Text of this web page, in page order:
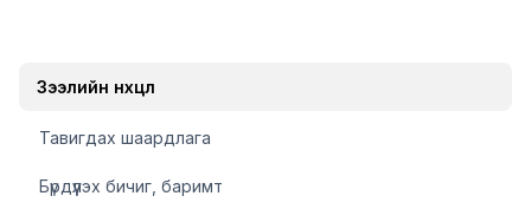
Зээлийн нөхцөл
Тавигдах шаардлага
Бүрдүүлэх бичиг, баримт